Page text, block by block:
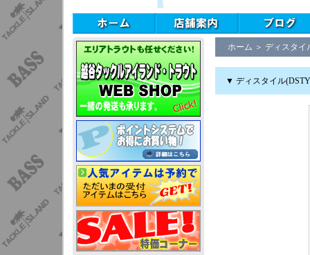
ホーム ＞ ディスタイ
▼ ディスタイル